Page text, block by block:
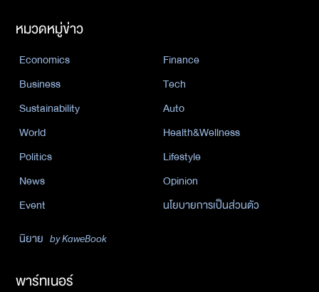
หมวดหมู่ข่าว
Economics
Finance
Business
Tech
Sustainability
Auto
World
Health&Wellness
Politics
Lifestyle
News
Opinion
Event
นโยบายการเป็นส่วนตัว
นิยาย by KaweBook
พาร์ทเนอร์